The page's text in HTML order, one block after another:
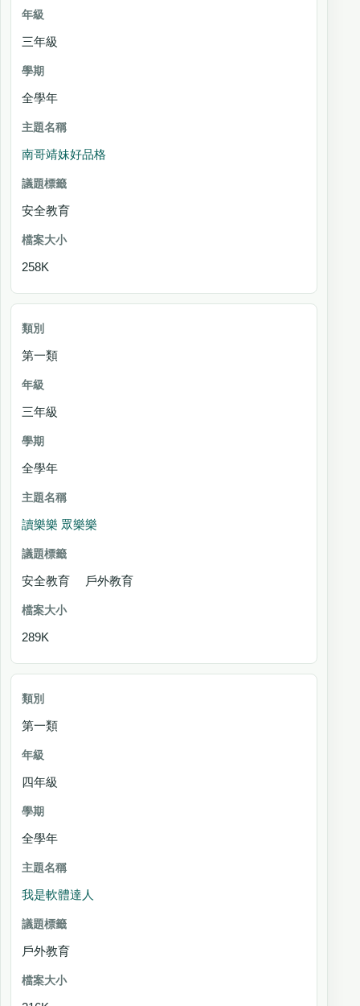
三年級
全學年
南哥靖妹好品格
安全教育
258K
第一類
三年級
全學年
讀樂樂 眾樂樂
安全教育 戶外教育
289K
第一類
四年級
全學年
我是軟體達人
戶外教育